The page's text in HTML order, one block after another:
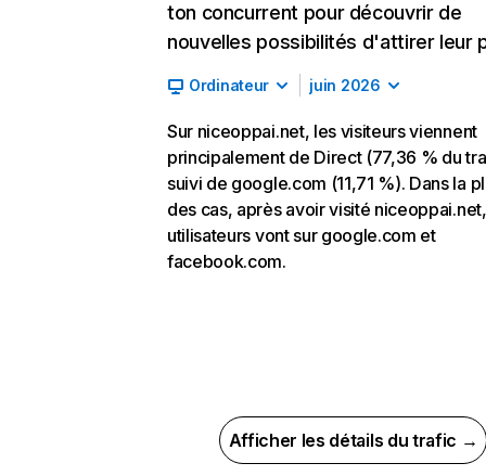
ton concurrent pour découvrir de
nouvelles possibilités d'attirer leur
Ordinateur juin 2026
Sur niceoppai.net, les visiteurs viennent
principalement de Direct (77,36 % du
suivi de google.com (11,71 %). Dans la
des cas, après avoir visité
utilisateurs vont sur google.com et
facebook.com.
Afficher les détails du trafic →